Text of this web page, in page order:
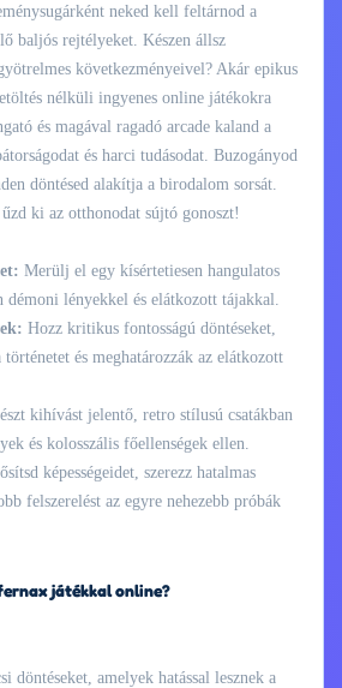
neked kell feltárnod a
baljós rejtélyeket. Készen állsz
következményeivel? Akár epikus
nélküli ingyenes online játékokra
és magával ragadó arcade kaland a
és harci tudásodat. Buzogányod
döntésed alakítja a birodalom sorsát.
ki az otthonodat sújtó gonoszt!
Merülj el egy kísértetiesen hangulatos
lényekkel és elátkozott tájakkal.
Hozz kritikus fontosságú döntéseket,
és meghatározzák az elátkozott
kihívást jelentő, retro stílusú csatákban
és kolosszális főellenségek ellen.
képességeidet, szerezz hatalmas
felszerelést az egyre nehezebb próbák
játékkal online?
döntéseket, amelyek hatással lesznek a